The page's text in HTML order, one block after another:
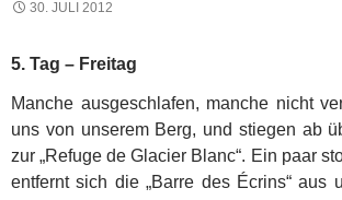
30. JULI 2012
5. Tag – Freitag
Manche ausgeschlafen, manche nicht
uns von unserem Berg, und stiegen ab
zur „Refuge de Glacier Blanc“. Ein paar
entfernt sich die „Barre des Écrins“ aus